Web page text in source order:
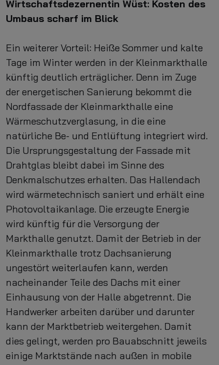
Wirtschaftsdezernentin Wüst: Kosten des
Umbaus scharf im Blick
Ein weiterer Vorteil: Heiße Sommer und kalte
Tage im Winter werden in der Kleinmarkthalle
künftig deutlich erträglicher. Denn im Zuge
der energetischen Sanierung bekommt die
Nordfassade der Kleinmarkthalle eine
Wärmeschutzverglasung, in die eine
natürliche Be- und Entlüftung integriert wird.
Die Ursprungsgestaltung der Fassade mit
Drahtglas bleibt dabei im Sinne des
Denkmalschutzes erhalten. Das Hallendach
wird wärmetechnisch saniert und erhält eine
Photovoltaikanlage. Die erzeugte Energie
wird künftig für die Versorgung der
Markthalle genutzt. Damit der Betrieb in der
Kleinmarkthalle trotz Dachsanierung
ungestört weiterlaufen kann, werden
nacheinander Teile des Dachs mit einer
Einhausung von der Halle abgetrennt. Die
Handwerker arbeiten darüber und darunter
kann der Marktbetrieb weitergehen. Damit
dies gelingt, werden pro Bauabschnitt jeweils
einige Marktstände nach außen in mobile